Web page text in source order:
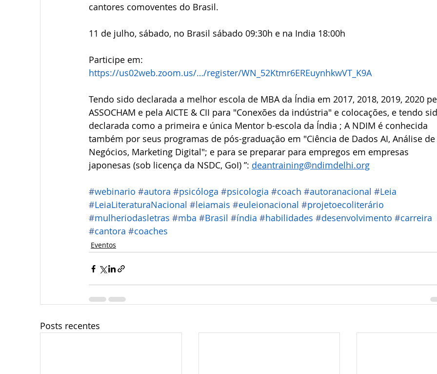
cantores comoventes do Brasil.
11 de julho, sábado, no Brasil sábado 09:30h e na India 18:00h
Participe em:
https://us02web.zoom.us/…/register/WN_52Ktmr6EREuynhkwVT_K9A
Tendo sido declarada a melhor escola de MBA da Índia em 2017, 2018, 2019, 2020
ASSOCHAM e pela AICTE & CII para "Conexões da indústria" e colocações, e tendo
declarada como a primeira e única Mentor b-escola da Índia ; A NDIM é conhecida
também por seus programas de pós-graduação em "Ciência de Dados AI, Análise de
Negócios, Marketing Digital"; e para se preparar para empregos em empresas
japonesas (sob licença da NSDC, GoI) ”: deantraining@ndimdelhi.org
#webinario #autora #psicóloga #psicologia #coach #autoranacional #Leia
#LeiaLiteraturaNacional #leiamais #euleionacional #projetoecoliterário
#mulheriodasletras #mba #Brasil #índia #habilidades #desenvolvimento #carreira
#cantora #coaches
Eventos
Posts recentes